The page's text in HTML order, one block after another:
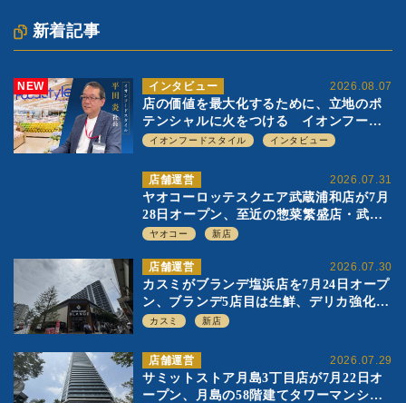
新着記事
NEW 2026.08.07
インタビュー
店の価値を最大化するために、立地のポ
テンシャルに火をつける イオンフード
スタイル 平田 炎社長
イオンフードスタイル インタビュー
2026.07.31
店舗運営
ヤオコーロッテスクエア武蔵浦和店が7月
28日オープン、至近の惣菜繁盛店・武蔵
浦和店とは生鮮強化、ですみ分け
ヤオコー 新店
2026.07.30
店舗運営
カスミがブランデ塩浜店を7月24日オープ
ン、ブランデ5店目は生鮮、デリカ強化の
一方で通常店の要素も取り入れ
カスミ 新店
2026.07.29
店舗運営
サミットストア月島3丁目店が7月22日オ
ープン、月島の58階建てタワーマンショ